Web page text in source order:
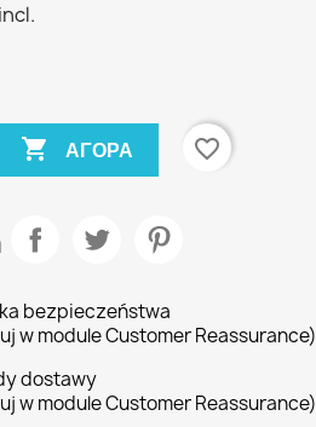
 ΑΓΟΡΆ favorite_border
bezpieczeństwa
w module Customer Reassurance)
dostawy
w module Customer Reassurance)